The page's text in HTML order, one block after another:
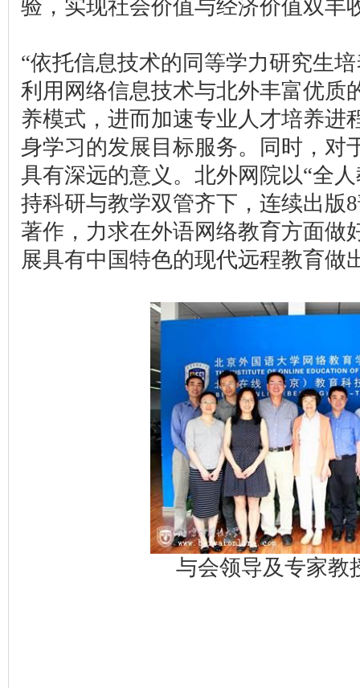
验，实现社会价值与经济价值双丰
“依托信息技术的同等学力研究生
利用网络信息技术与北外丰富优质
养模式，进而加速专业人才培养进
身学习的发展目标服务。同时，对
具有深远的意义。北外网院以“全
持科研与教学双管齐下，连续出版
著作，力求在外语网络教育方面做
展具有中国特色的现代远程教育做
与会领导及专家教